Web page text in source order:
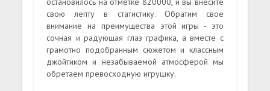
свою лепту в статистику. Обратим свое
внимание на преимущества этой игры - это
сочная и радующая глаз графика, а вместе с
грамотно подобранным сюжетом и классным
джойтиком и незабываемой атмосферой мы
обретаем превосходную игрушку.